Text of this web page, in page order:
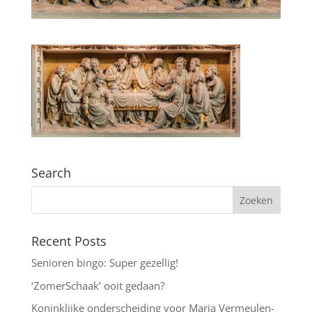
Search
Recent Posts
Senioren bingo: Super gezellig!
‘ZomerSchaak’ ooit gedaan?
Koninklijke onderscheiding voor Maria Vermeulen-